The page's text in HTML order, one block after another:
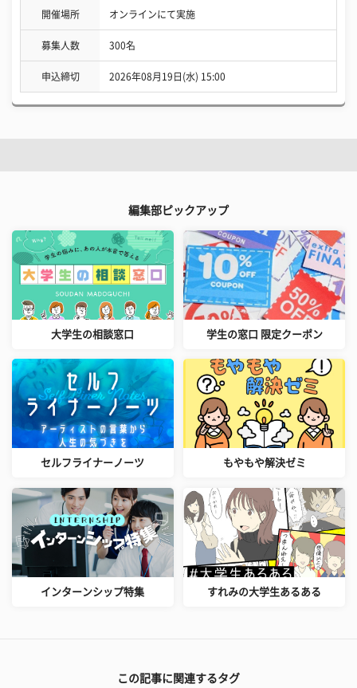
開催場所 オンラインにて実施
募集人数 300名
申込締切 2026年08月19日(水) 15:00
編集部ピックアップ
大学生の相談窓口 学生の窓口 限定クーポン
セルフライナーノーツ もやもや解決ゼミ
インターンシップ特集 すれみの大学生あるある
この記事に関連するタグ